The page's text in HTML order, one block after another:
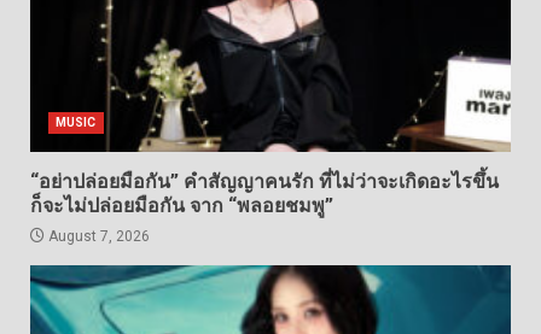
MUSIC
“อย่าปล่อยมือกัน” คำสัญญาคนรัก ที่ไม่ว่าจะเกิดอะไรขึ้น
ก็จะไม่ปล่อยมือกัน จาก “พลอยชมพู”
August 7, 2026